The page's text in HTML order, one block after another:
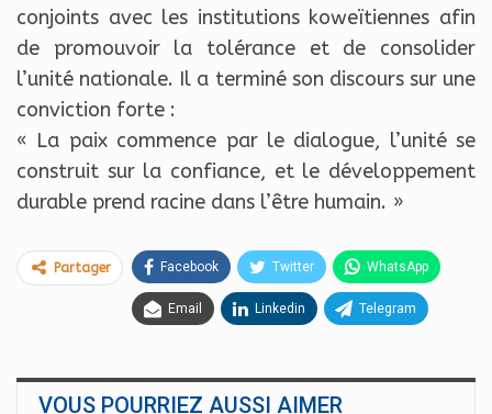
conjoints avec les institutions koweïtiennes afin
de promouvoir la tolérance et de consolider
l’unité nationale. Il a terminé son discours sur une
conviction forte :
« La paix commence par le dialogue, l’unité se
construit sur la confiance, et le développement
durable prend racine dans l’être humain. »
Partager Facebook Twitter WhatsApp
Email Linkedin Telegram
VOUS POURRIEZ AUSSI AIMER